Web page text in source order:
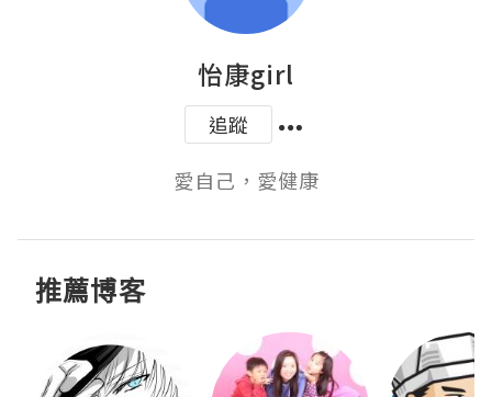
怡康girl
追蹤
愛自己，愛健康
推薦博客